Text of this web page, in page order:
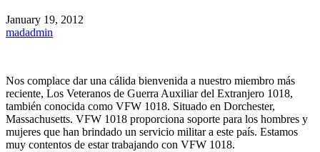
January 19, 2012
madadmin
Nos complace dar una cálida bienvenida a nuestro miembro más
reciente, Los Veteranos de Guerra Auxiliar del Extranjero 1018,
también conocida como VFW 1018. Situado en Dorchester,
Massachusetts. VFW 1018 proporciona soporte para los hombres y
mujeres que han brindado un servicio militar a este país. Estamos
muy contentos de estar trabajando con VFW 1018.